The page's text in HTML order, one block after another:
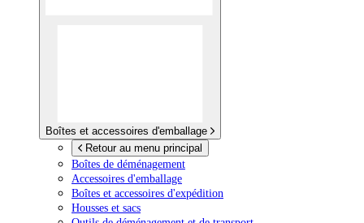
Boîtes et accessoires d'emballage
Retour au menu principal
Boîtes de déménagement
Accessoires d'emballage
Boîtes et accessoires d'expédition
Housses et sacs